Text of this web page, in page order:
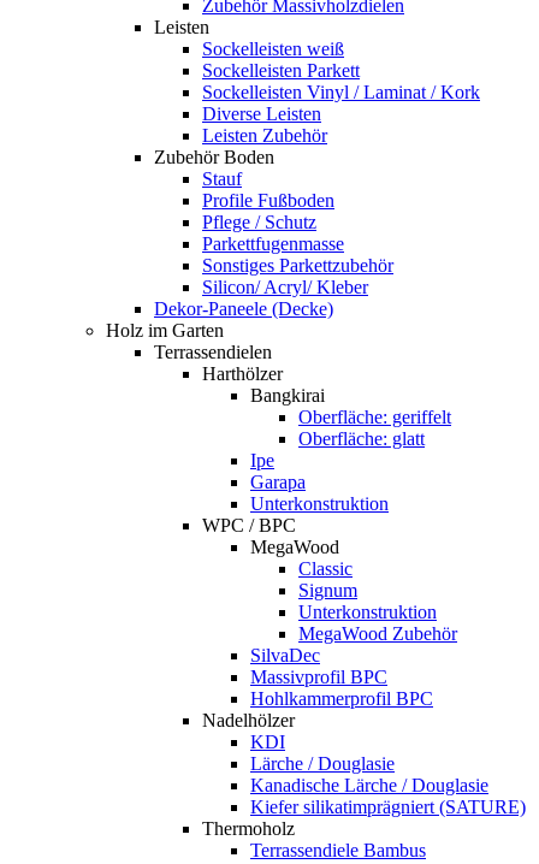
Zubehör Massivholzdielen
Leisten
Sockelleisten weiß
Sockelleisten Parkett
Sockelleisten Vinyl / Laminat / Kork
Diverse Leisten
Leisten Zubehör
Zubehör Boden
Stauf
Profile Fußboden
Pflege / Schutz
Parkettfugenmasse
Sonstiges Parkettzubehör
Silicon/ Acryl/ Kleber
Dekor-Paneele (Decke)
Holz im Garten
Terrassendielen
Harthölzer
Bangkirai
Oberfläche: geriffelt
Oberfläche: glatt
Ipe
Garapa
Unterkonstruktion
WPC / BPC
MegaWood
Classic
Signum
Unterkonstruktion
MegaWood Zubehör
SilvaDec
Massivprofil BPC
Hohlkammerprofil BPC
Nadelhölzer
KDI
Lärche / Douglasie
Kanadische Lärche / Douglasie
Kiefer silikatimprägniert (SATURE)
Thermoholz
Terrassendiele Bambus